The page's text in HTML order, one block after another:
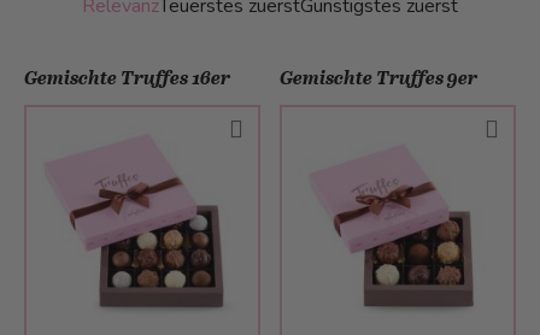
RelevanzTeuerstes zuerstGünstigstes zuerst
Gemischte Truffes 16er Gemischte Truffes 9er